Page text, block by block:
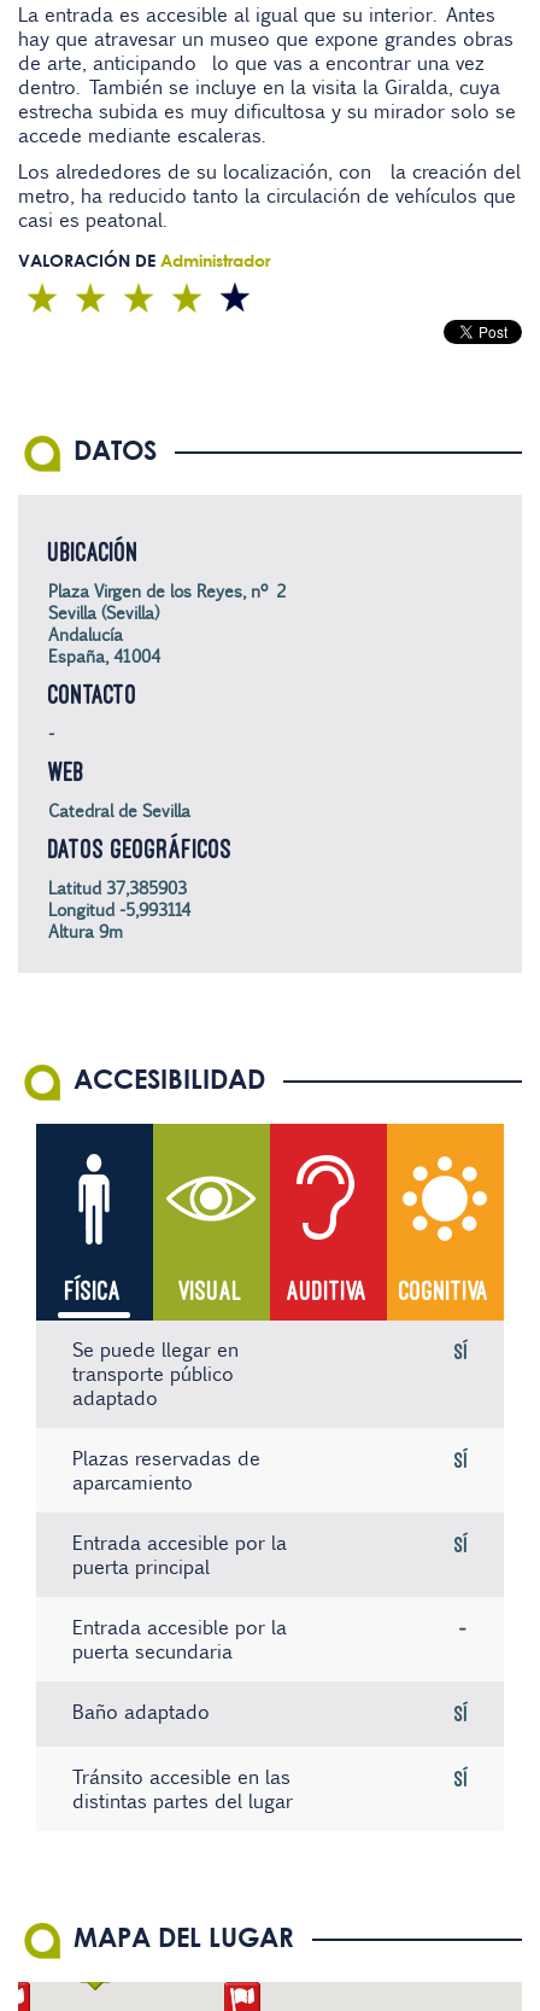
La entrada es accesible al igual que su interior. Antes
hay que atravesar un museo que expone grandes obras
de arte, anticipando lo que vas a encontrar una vez
dentro. También se incluye en la visita la Giralda, cuya
estrecha subida es muy dificultosa y su mirador solo se
accede mediante escaleras.
Los alrededores de su localización, con la creación del
metro, ha reducido tanto la circulación de vehículos que
casi es peatonal.
VALORACIÓN DE Administrador
DATOS
UBICACIÓN
Plaza Virgen de los Reyes, nº 2
Sevilla (Sevilla)
Andalucía
España, 41004
CONTACTO
-
WEB
Catedral de Sevilla
DATOS GEOGRÁFICOS
Latitud 37,385903
Longitud -5,993114
Altura 9m
ACCESIBILIDAD
FÍSICA VISUAL AUDITIVA COGNITIVA
Se puede llegar en
transporte público
adaptado
Sí
Plazas reservadas de
aparcamiento
Sí
Entrada accesible por la
puerta principal
Sí
Entrada accesible por la
puerta secundaria
-
Baño adaptado Sí
Tránsito accesible en las
distintas partes del lugar
Sí
El personal conoce la
Lengua de Signos Española
MAPA DEL LUGAR